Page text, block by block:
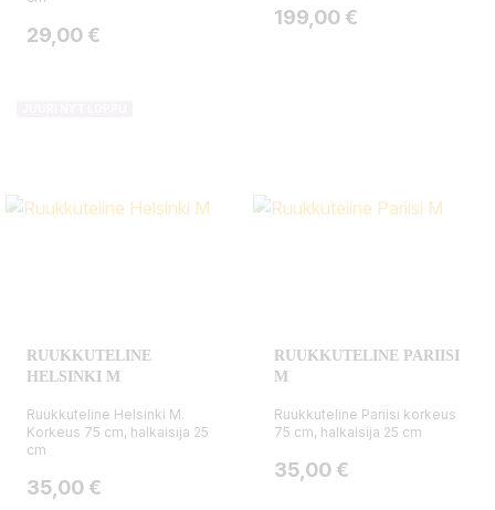
Hinta
29,00 €
Hinta
199,00 €
RUUKKUTELINE
HELSINKI M
Ruukkuteline Helsinki M.
Korkeus 75 cm, halkaisija 25
cm
Hinta
35,00 €
RUUKKUTELINE PARIISI
M
Ruukkuteline Pariisi korkeus
75 cm, halkaisija 25 cm
Hinta
35,00 €